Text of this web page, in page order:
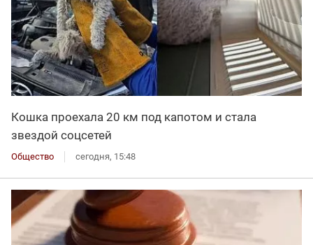
Кошка проехала 20 км под капотом и стала
звездой соцсетей
Общество сегодня, 15:48